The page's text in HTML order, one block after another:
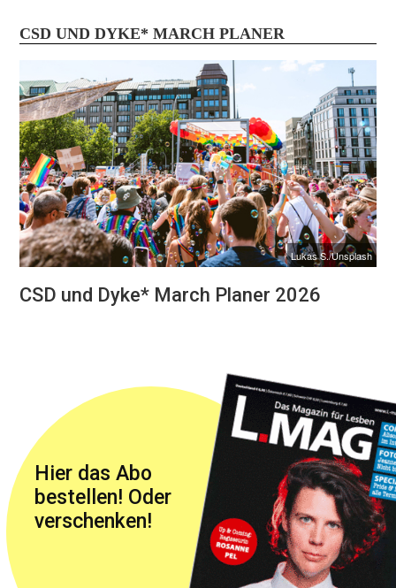
CSD UND DYKE* MARCH PLANER
Lukas S./Unsplash
CSD und Dyke* March Planer 2026
Hier das Abo
bestellen! Oder
verschenken!